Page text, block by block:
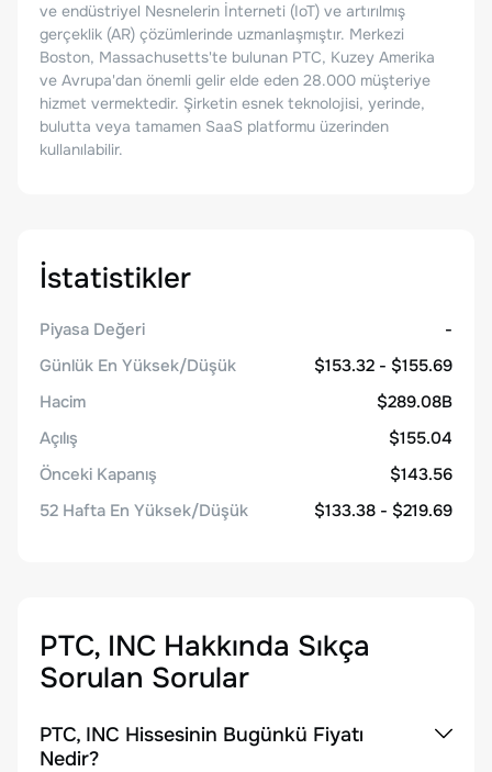
ve endüstriyel Nesnelerin İnterneti (IoT) ve artırılmış
gerçeklik (AR) çözümlerinde uzmanlaşmıştır. Merkezi
Boston, Massachusetts'te bulunan PTC, Kuzey Amerika
ve Avrupa'dan önemli gelir elde eden 28.000 müşteriye
hizmet vermektedir. Şirketin esnek teknolojisi, yerinde,
bulutta veya tamamen SaaS platformu üzerinden
kullanılabilir.
İstatistikler
Piyasa Değeri
-
Günlük En Yüksek/Düşük
$153.32 - $155.69
Hacim
$289.08B
Açılış
$155.04
Önceki Kapanış
$143.56
52 Hafta En Yüksek/Düşük
$133.38 - $219.69
PTC, INC Hakkında Sıkça
Sorulan Sorular
PTC, INC Hissesinin Bugünkü Fiyatı
Nedir?